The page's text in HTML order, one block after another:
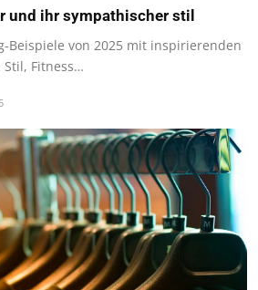
und ihr sympathischer stil
Beispiele von 2025 mit inspirierenden
Fitness…